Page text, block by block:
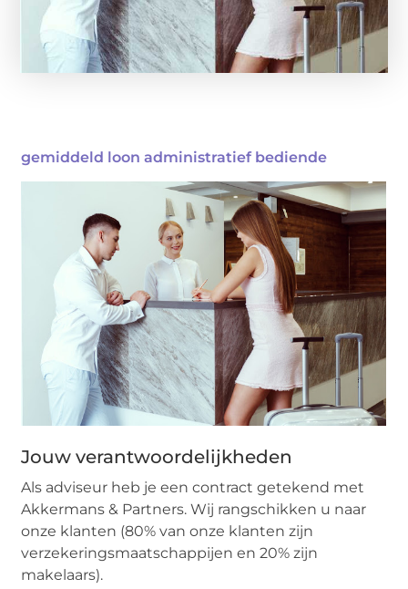
gemiddeld loon administratief bediende
Jouw verantwoordelijkheden
Als adviseur heb je een contract getekend met
Akkermans & Partners. Wij rangschikken u naar
onze klanten (80% van onze klanten zijn
verzekeringsmaatschappijen en 20% zijn
makelaars).